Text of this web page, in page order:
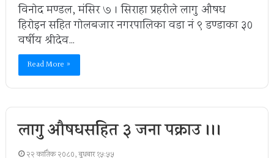
विनोद मण्डल, मंसिर ७ । सिराहा प्रहरीले लागु औषध
हिरोइन सहित गोलबजार नगरपालिका वडा नं ९ डण्डाका ३०
वर्षीय श्रीदेव…
Read More »
लागु औषधसहित ३ जना पक्राउ ।।।
२२ कार्तिक २०८०, बुधबार १५:५५